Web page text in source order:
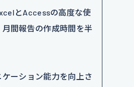
とAccessの高度な使
間報告の作成時間を半
ーション能力を向上さ